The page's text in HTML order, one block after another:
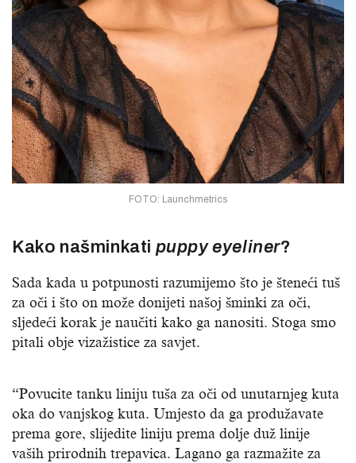
FOTO: Launchmetrics
Kako našminkati puppy eyeliner?
Sada kada u potpunosti razumijemo što je šteneći tuš
za oči i što on može donijeti našoj šminki za oči,
sljedeći korak je naučiti kako ga nanositi. Stoga smo
pitali obje vizažistice za savjet.
“Povucite tanku liniju tuša za oči od unutarnjeg kuta
oka do vanjskog kuta. Umjesto da ga produžavate
prema gore, slijedite liniju prema dolje duž linije
vaših prirodnih trepavica. Lagano ga razmažite za